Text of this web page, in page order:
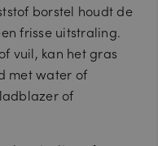
borstel houdt de
frisse uitstraling.
vuil, kan het gras
met water of
of